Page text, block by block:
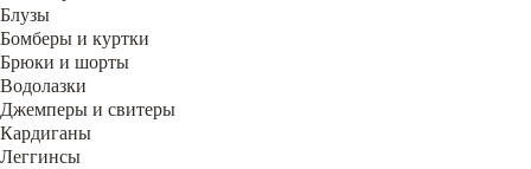
Блузы
Бомберы и куртки
Брюки и шорты
Водолазки
Джемперы и свитеры
Кардиганы
Леггинсы